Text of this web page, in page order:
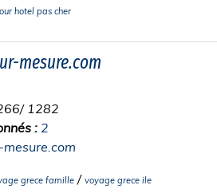
hotel pas cher
mesure.com
1282
: 2
grece famille / voyage grece ile